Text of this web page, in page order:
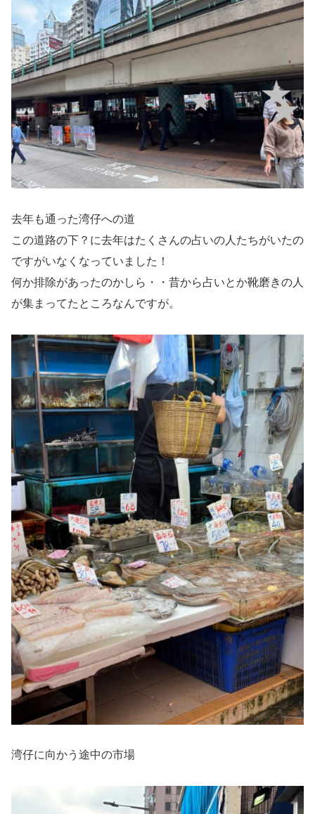
去年も通った湾仔への道
この道路の下？に去年はたくさんの占いの人たちがいたの
ですがいなくなっていました！
何か排除があったのかしら・・昔から占いとか靴磨きの人
が集まってたところなんですが。
湾仔に向かう途中の市場